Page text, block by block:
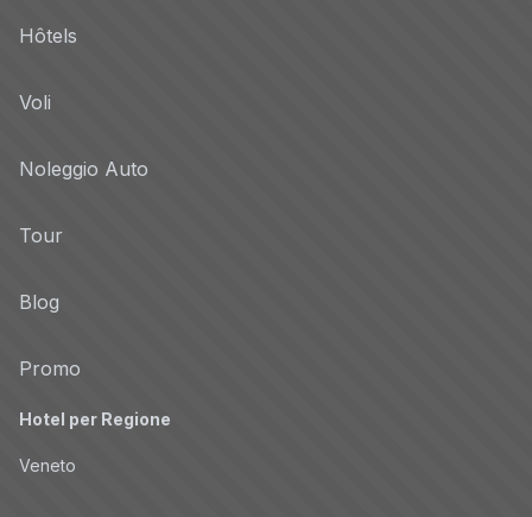
Hôtels
Voli
Noleggio Auto
Tour
Blog
Promo
Hotel per Regione
Veneto